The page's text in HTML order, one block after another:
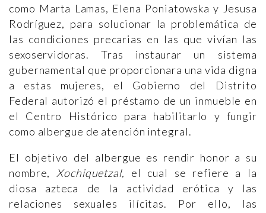
como Marta Lamas, Elena Poniatowska y Jesusa
Rodríguez, para solucionar la problemática de
las condiciones precarias en las que vivían las
sexoservidoras. Tras instaurar un sistema
gubernamental que proporcionara una vida digna
a estas mujeres, el Gobierno del Distrito
Federal autorizó el préstamo de un inmueble en
el Centro Histórico para habilitarlo y fungir
como albergue de atención integral.
El objetivo del albergue es rendir honor a su
nombre, Xochiquetzal, el cual se refiere a la
diosa azteca de la actividad erótica y las
relaciones sexuales ilícitas. Por ello, las